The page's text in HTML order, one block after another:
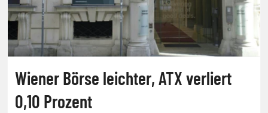
Wiener Börse leichter, ATX verliert
0,10 Prozent